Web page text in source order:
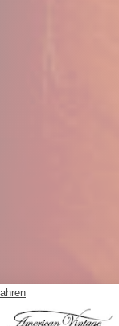
DAS T-SHIRT